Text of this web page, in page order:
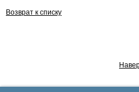
Возврат к списку